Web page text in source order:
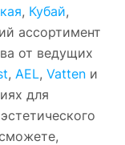
, Кубай,
ассортимент
от ведущих
, AEL, Vatten и
для